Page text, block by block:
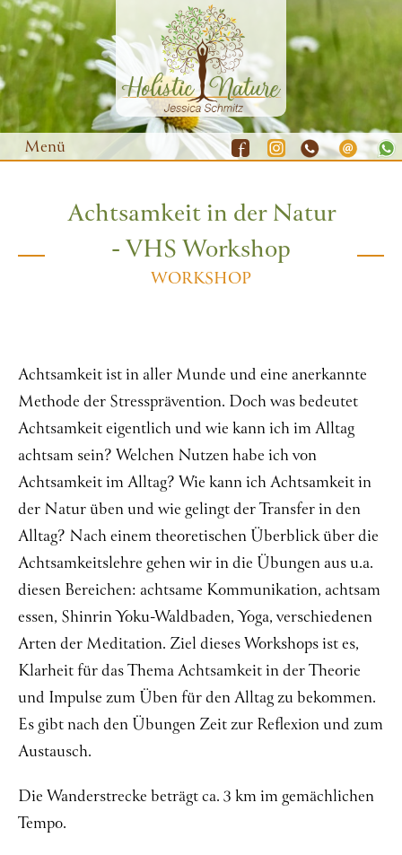
Menü
Waldbaden
Yoga
Natur-Coaching
Termine
Über mich
Kontakt
Achtsamkeit in der Natur
- VHS Workshop
WORKSHOP
Achtsamkeit ist in aller Munde und eine anerkannte
Methode der Stressprävention. Doch was bedeutet
Achtsamkeit eigentlich und wie kann ich im Alltag
achtsam sein? Welchen Nutzen habe ich von
Achtsamkeit im Alltag? Wie kann ich Achtsamkeit in
der Natur üben und wie gelingt der Transfer in den
Alltag? Nach einem theoretischen Überblick über die
Achtsamkeitslehre gehen wir in die Übungen aus u.a.
diesen Bereichen: achtsame Kommunikation, achtsam
essen, Shinrin Yoku-Waldbaden, Yoga, verschiedenen
Arten der Meditation. Ziel dieses Workshops ist es,
Klarheit für das Thema Achtsamkeit in der Theorie
und Impulse zum Üben für den Alltag zu bekommen.
Es gibt nach den Übungen Zeit zur Reflexion und zum
Austausch.
Die Wanderstrecke beträgt ca. 3 km im gemächlichen
Tempo.